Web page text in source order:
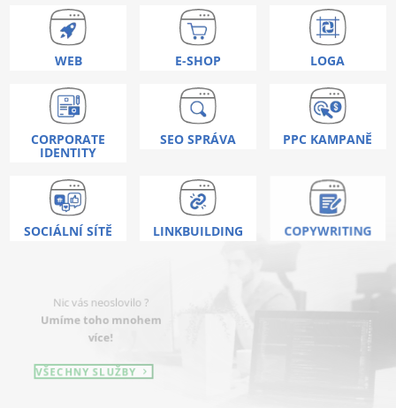
WEB E-SHOP LOGA
CORPORATE
IDENTITY
SEO SPRÁVA PPC KAMPANĚ
SOCIÁLNÍ SÍTĚ LINKBUILDING COPYWRITING
Nic vás neoslovilo ?
Umíme toho mnohem
více!
VŠECHNY SLUŽBY